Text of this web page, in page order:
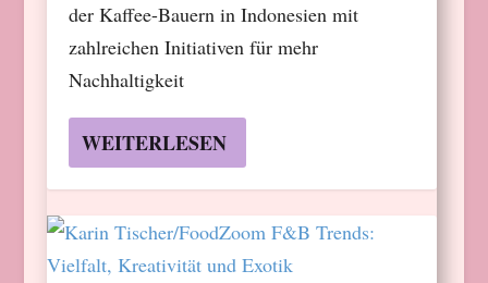
der Kaffee-Bauern in Indonesien mit
zahlreichen Initiativen für mehr
Nachhaltigkeit
WEITERLESEN